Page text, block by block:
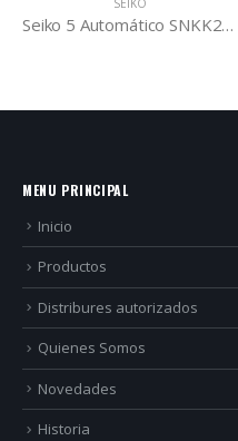
Seiko 5 Automático SNKK22K1
MENU PRINCIPAL
Inicio
Productos
Distribures autorizados
Quienes Somos
Novedades
Historia